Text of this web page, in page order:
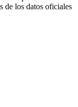
de los datos oficiales